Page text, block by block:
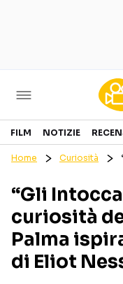
Cinema
GENERI
PERSONAGGI
Categorie
FILM NOTIZIE
Home Curiosità
“Gli
curiosità
Palma
di Eliot